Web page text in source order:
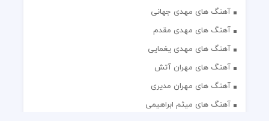
آهنگ های مهدی جهانی
آهنگ های مهدی مقدم
آهنگ های مهدی یغمایی
آهنگ های مهران آتش
آهنگ های مهران مدیری
آهنگ های میثم ابراهیمی